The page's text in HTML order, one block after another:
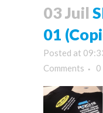
03 Juil
01
Posted at
Comments
0